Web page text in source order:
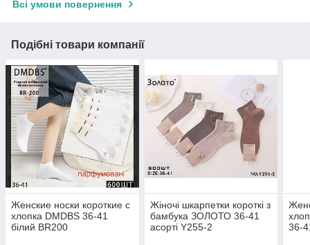
Всі умови повернення
Подібні товари компанії
Женские носки короткие с
хлопка DMDBS 36-41
білий BR200
Жіночі шкарпетки короткі з
бамбука ЗОЛОТО 36-41
асорті Y255-2
36-